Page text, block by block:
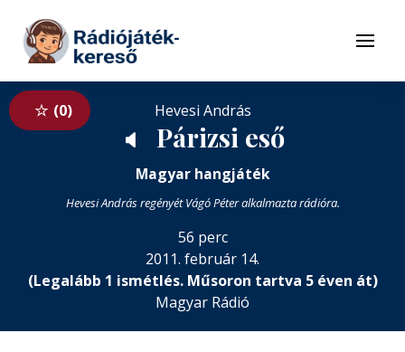
Tovább a tartalomhoz
Menü
0 Hevesi András
🔈 Párizsi eső
Magyar hangjáték
Hevesi András regényét Vágó Péter alkalmazta rádióra.
56 perc
2011. február 14.
(Legalább 1 ismétlés. Műsoron tartva 5 éven át)
Magyar Rádió